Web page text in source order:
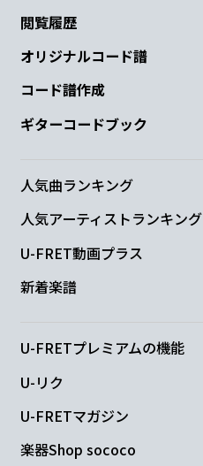
閲覧履歴
オリジナルコード譜
コード譜作成
ギターコードブック
人気曲ランキング
人気アーティストランキング
U-FRET動画プラス
新着楽譜
U-FRETプレミアムの機能
U-リク
U-FRETマガジン
楽器Shop sococo